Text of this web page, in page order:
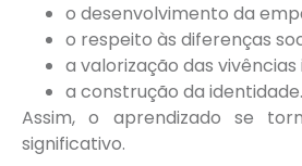
o desenvolvimento da
o respeito às diferenças
a valorização das vivências
a construção da identidade.
Assim, o aprendizado se
significativo.